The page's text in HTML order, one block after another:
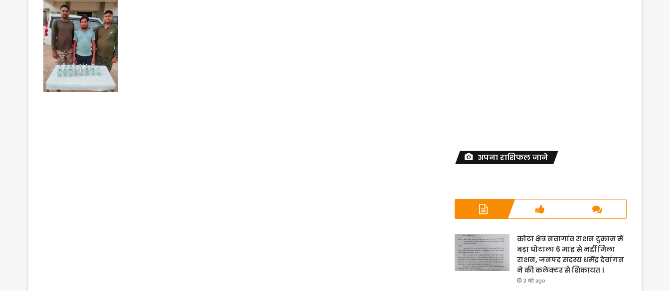
अपना राशिफल जाने
कोटा क्षेत्र नवागांव राशन दुकान में
बड़ा घोटाला 6 माह से नहीं मिला
राशन, जनपद सदस्य धर्मेंद्र देवांगन
ने की कलेक्टर से शिकायत ।
3 घंटे ago